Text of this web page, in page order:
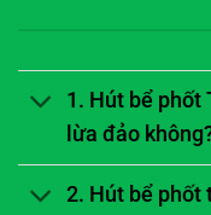
1. Hút bể phốt
lừa đảo
2. Hút bể phốt